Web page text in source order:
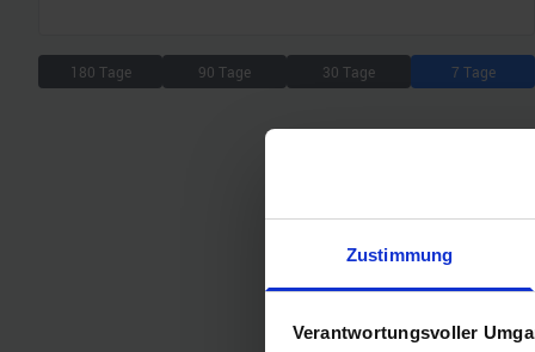
Zustimmung
Verantwortungsvoller
180 Tage 90 Tage 30 Tage 7 Tage